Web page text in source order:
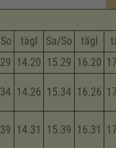
tägl Sa/So tägl
14.20 15.29 16.20
14.26 15.34 16.26
14.31 15.39 16.31